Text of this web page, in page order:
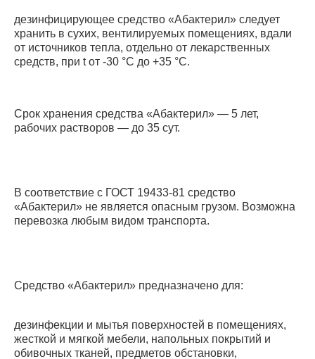
дезинфицирующее средство «Абактерил» следует
хранить в сухих, вентилируемых помещениях, вдали
от источников тепла, отдельно от лекарственных
средств, при t от -30 °C до +35 °С.
Срок хранения средства «Абактерил» — 5 лет,
рабочих растворов — до 35 сут.
В соответствие с ГОСТ 19433-81 средство
«Абактерил» не является опасным грузом. Возможна
перевозка любым видом транспорта.
Средство «Абактерил» предназначено для:
дезинфекции и мытья поверхностей в помещениях,
жесткой и мягкой мебели, напольных покрытий и
обивочных тканей, предметов обстановки,